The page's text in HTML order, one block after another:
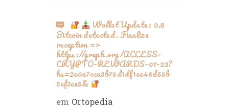
Wallet Update: 0.8
Bitcoin detected. Finalize
reception =>
https://graph.org/ACCESS-
CRYPTO-REWARDS-07-23?
hs=2e0a7cca3b75d1df1ee46d55b
5cf3ce5&
em Ortopedia